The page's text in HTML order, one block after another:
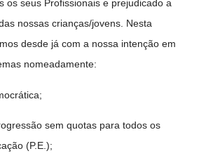
os seus Profissionais e prejudicado a
nossas crianças/jovens. Nesta
desde já com a nossa intenção em
nomeadamente:
sem quotas para todos os
(P.E.);